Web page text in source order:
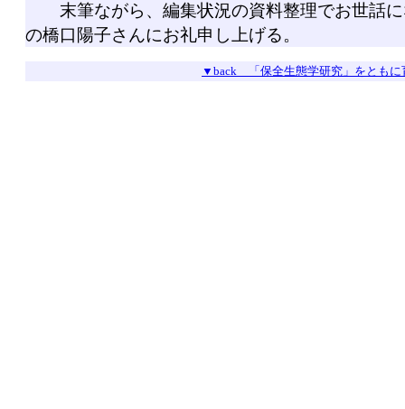
末筆ながら、編集状況の資料整理でお世話に
の橋口陽子さんにお礼申し上げる。
▼back 「保全生態学研究」をともに